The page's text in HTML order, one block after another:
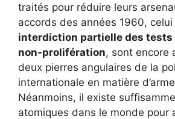
traités pour réduire leurs
accords des années 1960, celui
interdiction partielle des tests
non-prolifération, sont encore
deux pierres angulaires de la
internationale en matière
Néanmoins, il existe
atomiques dans le monde pour